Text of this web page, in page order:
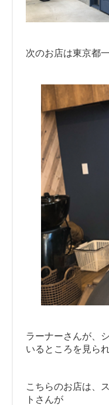
次のお店は東京都
ラーナーさんが、
いるところを見ら
こちらのお店は、
トさんが